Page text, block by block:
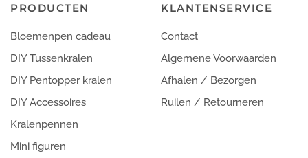
PRODUCTEN
Bloemenpen cadeau
DIY Tussenkralen
DIY Pentopper kralen
DIY Accessoires
Kralenpennen
Mini figuren
KLANTENSERVICE
Contact
Algemene Voorwaarden
Afhalen / Bezorgen
Ruilen / Retourneren